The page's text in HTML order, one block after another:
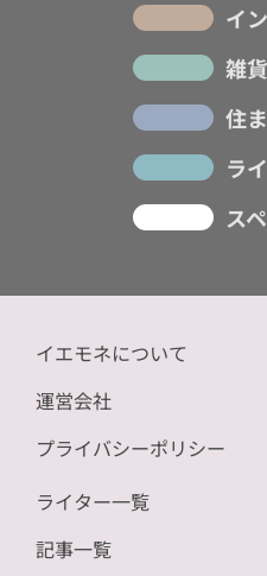
イ
雑貨
住
ラ
ス
イエモネについて
運営会社
プライバシーポリシー
ライター一覧
記事一覧